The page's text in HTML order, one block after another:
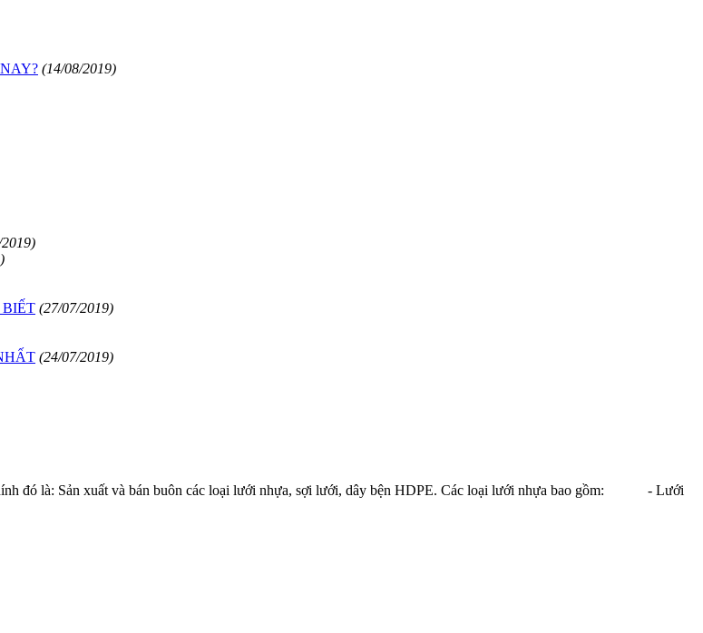
(14/08/2019)
(27/07/2019)
(24/07/2019)
đó là: Sản xuất và bán buôn các loại lưới nhựa, sợi lưới, dây bện HDPE. Các loại lưới nhựa bao gồm: - Lưới